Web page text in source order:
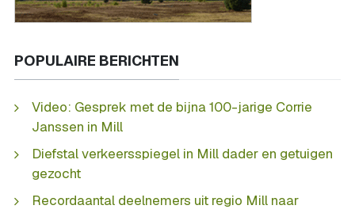
POPULAIRE BERICHTEN
Video: Gesprek met de bijna 100-jarige Corrie
Janssen in Mill
Diefstal verkeersspiegel in Mill dader en getuigen
gezocht
Recordaantal deelnemers uit regio Mill naar